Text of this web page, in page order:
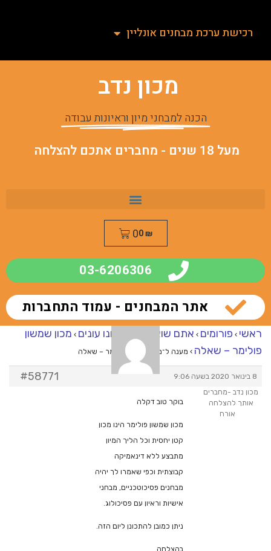
רכישת ערכת מבחנים אונליין
מכון נדב
הכנה למבחני מיון וראיונות עבודה
מעל 18 שנים - מחברים אתכם להצלחה
0₪
0
03-6206306
אתר המבחנים - עמוד התחברות
ראשי › פורומים › אתם שואלים – אנחנו עונים › מכון שמשון
פולימר – שאלה › מענה ל־מכון שמשון פולימר – שאלה
8 בינואר 2020 בשעה 9:06 #58771
מכון נדב -מחברים
אותך להצלחה
אורח
בוקר טוב דקלה
מכון שמשון פולימר הינו מכון
קטן יחסית וכל הליך המיון
מתבצע ללא דינאמיקה
קבוצתית וכפי שאמרו לך יהיה
מבחנים פסיכוטכניים, מבחני
אישיות וראיון עם פסיכולוג.
ניתן כמובן להתכונן ליום הזה.
בהצלחה